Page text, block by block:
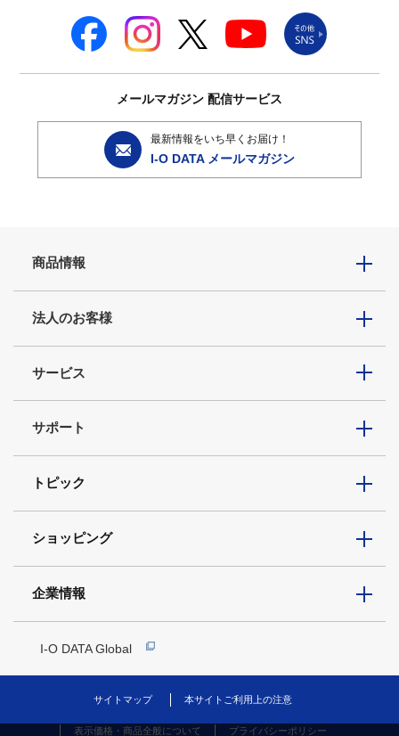
メールマガジン 配信サービス
最新情報をいち早くお届け！
I-O DATA メールマガジン
商品情報
法人のお客様
サービス
サポート
トピック
ショッピング
企業情報
I-O DATA Global
サイトマップ 本サイトご利用上の注意
表示価格・商品全般について プライバシーポリシー